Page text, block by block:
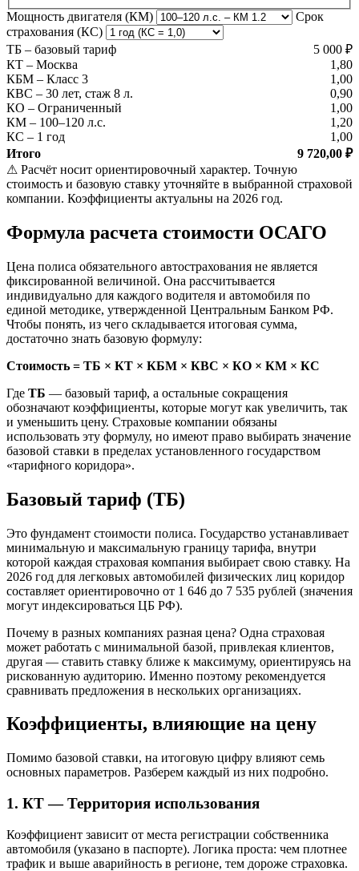
Мощность двигателя (КМ)
Срок
страхования (КС)
ТБ – базовый тариф
5 000 ₽
КТ – Москва
1,80
КБМ – Класс 3
1,00
КВС – 30 лет, стаж 8 л.
0,90
КО – Ограниченный
1,00
КМ – 100–120 л.с.
1,20
КС – 1 год
1,00
Итого
9 720,00 ₽
⚠ Расчёт носит ориентировочный характер. Точную
стоимость и базовую ставку уточняйте в выбранной страховой
компании. Коэффициенты актуальны на 2026 год.
Формула расчета стоимости ОСАГО
Цена полиса обязательного автострахования не является
фиксированной величиной. Она рассчитывается
индивидуально для каждого водителя и автомобиля по
единой методике, утвержденной Центральным Банком РФ.
Чтобы понять, из чего складывается итоговая сумма,
достаточно знать базовую формулу:
Стоимость = ТБ × КТ × КБМ × КВС × КО × КМ × КС
Где ТБ — базовый тариф, а остальные сокращения
обозначают коэффициенты, которые могут как увеличить, так
и уменьшить цену. Страховые компании обязаны
использовать эту формулу, но имеют право выбирать значение
базовой ставки в пределах установленного государством
«тарифного коридора».
Базовый тариф (ТБ)
Это фундамент стоимости полиса. Государство устанавливает
минимальную и максимальную границу тарифа, внутри
которой каждая страховая компания выбирает свою ставку. На
2026 год для легковых автомобилей физических лиц коридор
составляет ориентировочно от 1 646 до 7 535 рублей (значения
могут индексироваться ЦБ РФ).
Почему в разных компаниях разная цена? Одна страховая
может работать с минимальной базой, привлекая клиентов,
другая — ставить ставку ближе к максимуму, ориентируясь на
рискованную аудиторию. Именно поэтому рекомендуется
сравнивать предложения в нескольких организациях.
Коэффициенты, влияющие на цену
Помимо базовой ставки, на итоговую цифру влияют семь
основных параметров. Разберем каждый из них подробно.
1. КТ — Территория использования
Коэффициент зависит от места регистрации собственника
автомобиля (указано в паспорте). Логика проста: чем плотнее
трафик и выше аварийность в регионе, тем дороже страховка.